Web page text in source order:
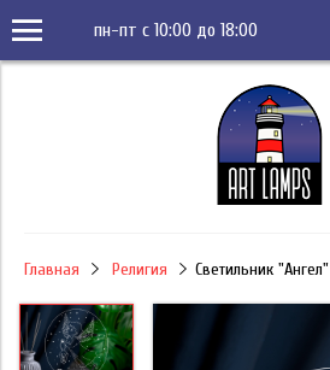
пн-пт с 10:00 до 18:00
Главная Религия Светильник "Ангел"